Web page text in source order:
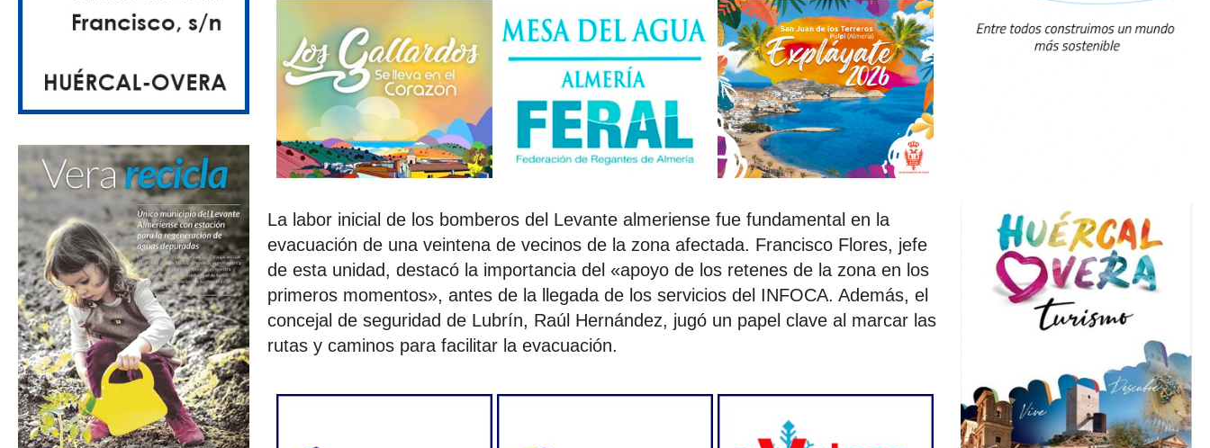
La labor inicial de los bomberos del Levante almeriense fue fundamental en la
evacuación de una veintena de vecinos de la zona afectada. Francisco Flores, jefe
de esta unidad, destacó la importancia del «apoyo de los retenes de la zona en los
primeros momentos», antes de la llegada de los servicios del INFOCA. Además, el
concejal de seguridad de Lubrín, Raúl Hernández, jugó un papel clave al marcar las
rutas y caminos para facilitar la evacuación.